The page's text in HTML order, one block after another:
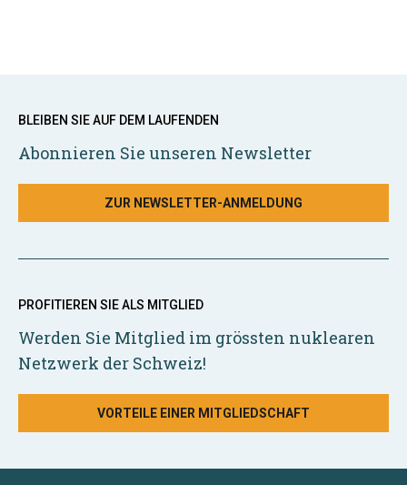
BLEIBEN SIE AUF DEM LAUFENDEN
Abonnieren Sie unseren Newsletter
ZUR NEWSLETTER-ANMELDUNG
PROFITIEREN SIE ALS MITGLIED
Werden Sie Mitglied im grössten nuklearen
Netzwerk der Schweiz!
VORTEILE EINER MITGLIEDSCHAFT